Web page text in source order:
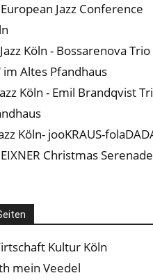
European Jazz Conference
Jazz Köln - Bossarenova Trio
im Altes Pfandhaus
Köln - Emil Brandqvist
Köln- jooKRAUS-
Christmas Serenade
Kultur Köln
mein Veedel